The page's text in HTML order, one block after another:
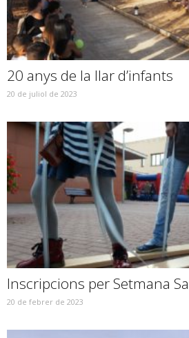
20 anys de la llar d’infants
20 de juliol de 2023
Inscripcions per Setmana
20 de febrer de 2023